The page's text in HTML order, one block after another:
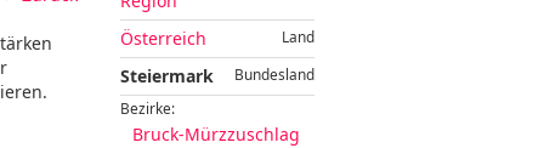
Land
Österreich
Bundesland
Steiermark
Bezirke:
Bruck-Mürzzuschlag